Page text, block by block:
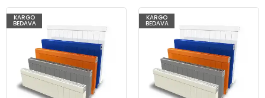
KARGO
BEDAVA
KARGO
BEDAVA